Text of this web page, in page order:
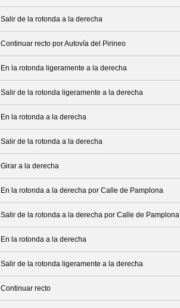
Salir de la rotonda a la derecha
Continuar recto por Autovía del Pirineo
En la rotonda ligeramente a la derecha
Salir de la rotonda ligeramente a la derecha
En la rotonda a la derecha
Salir de la rotonda a la derecha
Girar a la derecha
En la rotonda a la derecha por Calle de Pamplona
Salir de la rotonda a la derecha por Calle de Pamplona
En la rotonda a la derecha
Salir de la rotonda ligeramente a la derecha
Continuar recto